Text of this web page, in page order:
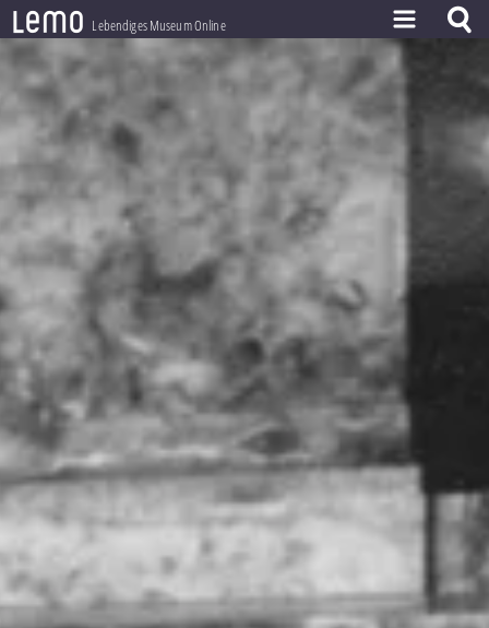
lemo Lebendiges Museum Online
ZEITSTRAHL
THEMEN
ZEITZEUGEN
BESTAND
LERNEN
PROJEKT